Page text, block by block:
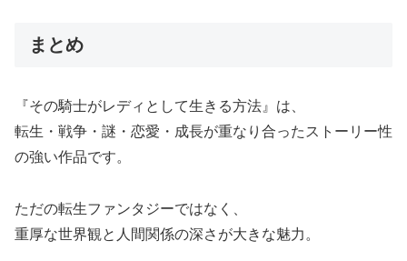
まとめ
『その騎士がレディとして生きる方法』は、
転生・戦争・謎・恋愛・成長が重なり合ったストーリー性
の強い作品です。
ただの転生ファンタジーではなく、
重厚な世界観と人間関係の深さが大きな魅力。